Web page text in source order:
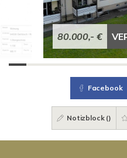
80.000,- €
Facebook
Notizblock ()